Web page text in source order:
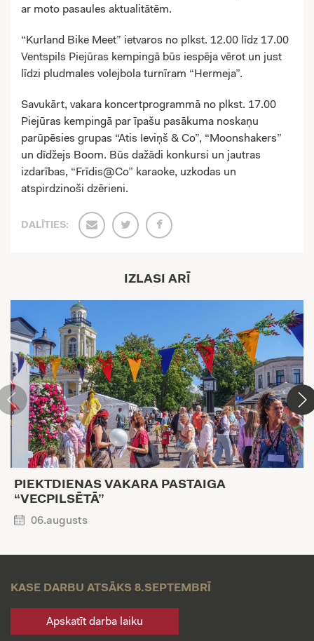
ar moto pasaules aktualitātēm.
“Kurland Bike Meet” ietvaros no plkst. 12.00 līdz 17.00
Ventspils Piejūras kempingā būs iespēja vērot un just
līdzi pludmales volejbola turnīram “Hermeja”.
Savukārt, vakara koncertprogrammā no plkst. 17.00
Piejūras kempingā par īpašu pasākuma noskaņu
parūpēsies grupas “Atis Ieviņš & Co”, “Moonshakers”
un dīdžejs Boom. Būs dažādi konkursi un jautras
izdarības, “Frīdis@Co” karaoke, uzkodas un
atspirdzinoši dzērieni.
DALĪTIES:
IZLASI ARĪ
PIEKTDIENAS VAKARA PASTAIGA
“VECPILSĒTĀ”
06.augusts
KASE DARBU ATSĀKS 8.SEPTEMBRĪ
Apskatīt darba laiku